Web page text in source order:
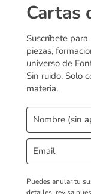
Cartas
Suscríbete para
piezas,
universo de
Sin ruido. Solo
materia.
Puedes anular tu